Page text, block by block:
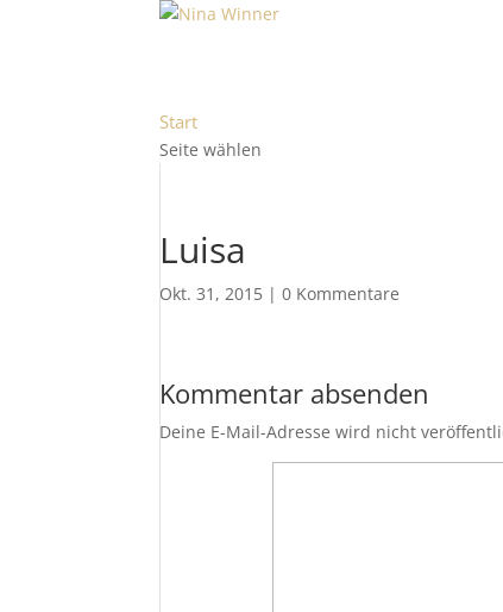
Start
Seite wählen
Luisa
Okt. 31, 2015 |0 Kommentare
Kommentar absenden
Deine E-Mail-Adresse wird nicht